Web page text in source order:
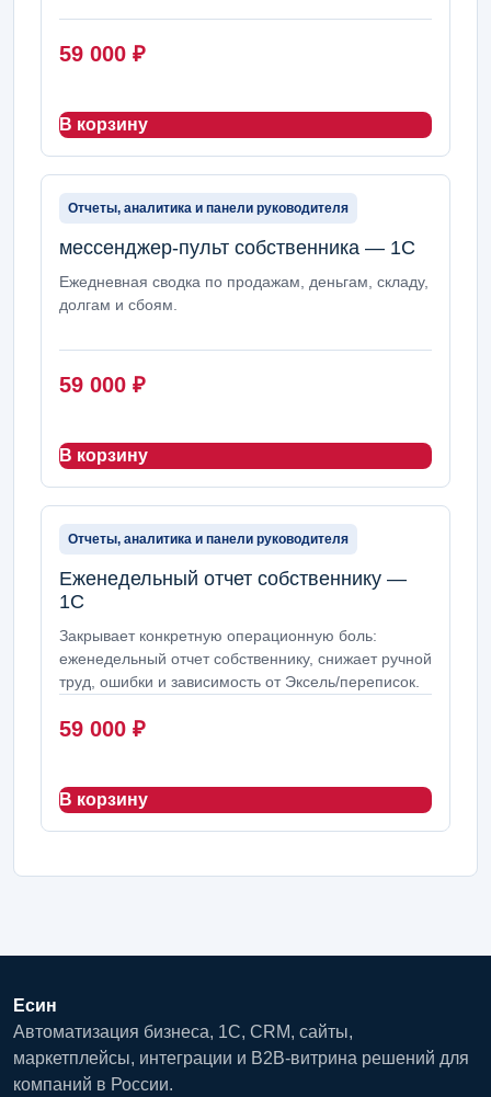
59 000 ₽
В корзину
Отчеты, аналитика и панели руководителя
мессенджер-пульт собственника — 1С
Ежедневная сводка по продажам, деньгам, складу,
долгам и сбоям.
59 000 ₽
В корзину
Отчеты, аналитика и панели руководителя
Еженедельный отчет собственнику —
1С
Закрывает конкретную операционную боль:
еженедельный отчет собственнику, снижает ручной
труд, ошибки и зависимость от Эксель/переписок.
59 000 ₽
В корзину
Есин
Автоматизация бизнеса, 1С, CRM, сайты,
маркетплейсы, интеграции и B2B-витрина решений для
компаний в России.